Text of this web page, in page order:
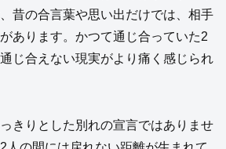
昔の合言葉や思い出だけでは、相手
あります。かつて通じ合っていた2
じ合えない現実がより痛く感じられ
きりとした別れの宣言ではありませ